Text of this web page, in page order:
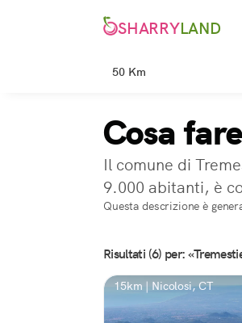
SHARRYLAND
50 Km
Cosa
Il comune di
9.000 abitanti, è
Questa descrizione è
Risultati (6) per:
15km | Nicolosi, CT